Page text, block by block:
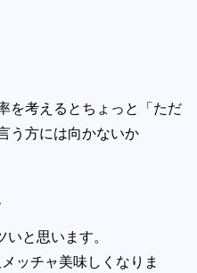
を考えるとちょっと「ただ
う方には向かないか
と思います。
ッチャ美味しくなりま